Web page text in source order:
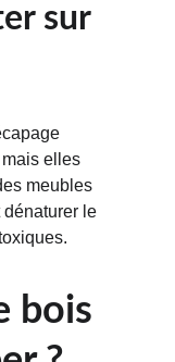
sur
elles
meubles
le
bois